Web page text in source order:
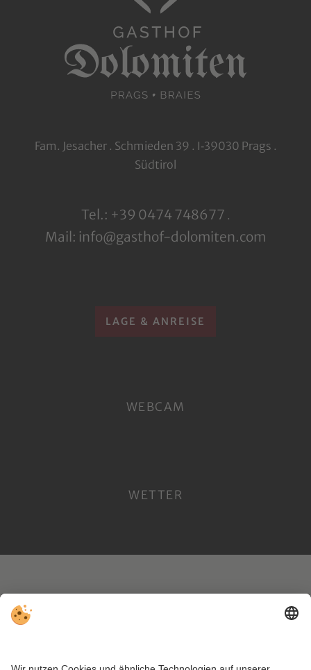
Fam. Jesacher . Schmieden 39 . I‑39030 Prags .
Südtirol
Tel.: +39 0474 748677 .
Mail: info@gasthof-dolomiten.com
LAGE & ANREISE
WEBCAM
WETTER